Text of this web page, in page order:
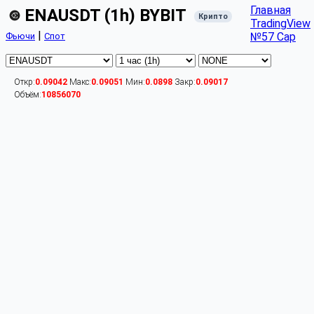
ENAUSDT (1h) BYBIT Крипто
Фьючи | Спот
Главная
TradingView
№57 Cap
Откр:0.09042 Макс:0.09051 Мин:0.0898 Закр:0.09017
Объём:10856070